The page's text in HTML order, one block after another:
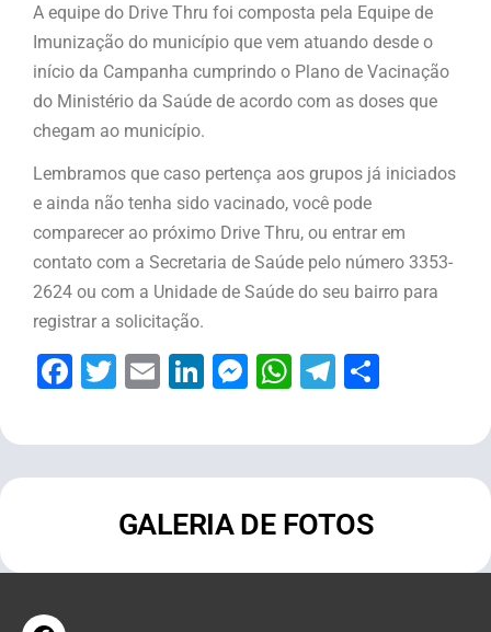
A equipe do Drive Thru foi composta pela Equipe de
Imunização do município que vem atuando desde o
início da Campanha cumprindo o Plano de Vacinação
do Ministério da Saúde de acordo com as doses que
chegam ao município.
Lembramos que caso pertença aos grupos já iniciados
e ainda não tenha sido vacinado, você pode
comparecer ao próximo Drive Thru, ou entrar em
contato com a Secretaria de Saúde pelo número 3353-
2624 ou com a Unidade de Saúde do seu bairro para
registrar a solicitação.
Facebook
Twitter
EmailLinkedIn
Messenger
WhatsApp
Telegram
GALERIA DE FOTOS